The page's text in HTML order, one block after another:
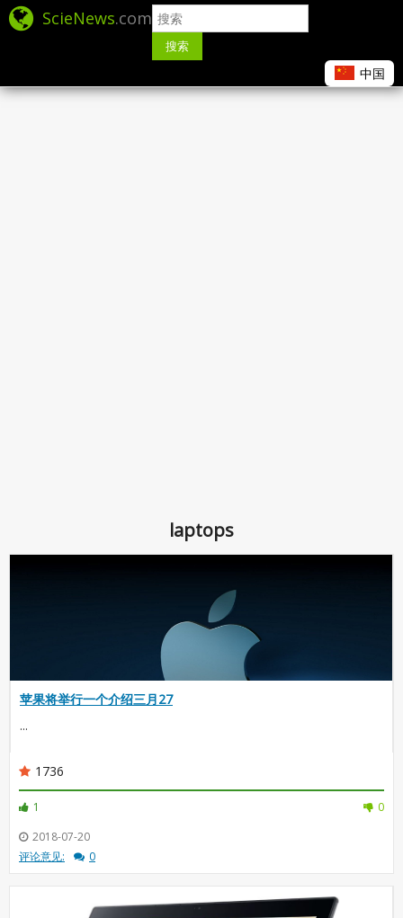
ScieNews.com
搜索
中国
laptops
苹果将举行一个介绍三月27
...
1736
1
0
2018-07-20
评论意见:
0